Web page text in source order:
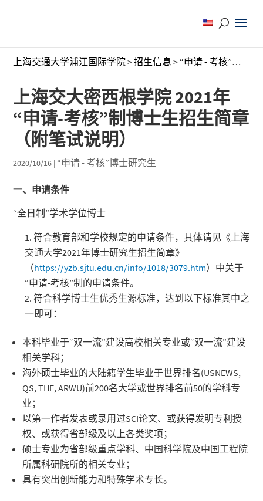
上海交通大学浦江国际学院>招生信息 > “申请 - 考核”博士研究生
上海交大密西根学院 2021年
“申请-考核”制博士生招生简章
（附笔试说明）
2020/10/16 | “申请 - 考核”博士研究生
一、申请条件
“全日制”学术学位博士
符合教育部和学校规定的申请条件，具体请见《上海
交通大学2021年博士研究生招生简章》
（https://yzb.sjtu.edu.cn/info/1018/3079.htm）中关于
“申请-考核”制的申请条件。
符合科学博士生优秀生源标准，达到以下标准其中之
一即可：
本科毕业于“双一流”建设高校相关专业或“双一流”建设
相关学科；
海外硕士毕业的大陆籍学生毕业于世界排名(USNEWS,
QS, THE, ARWU)前200名大学或世界排名前50的学科专
业；
以第一作者发表或录用过SCI论文、或获得发明专利授
权、或获得省部级及以上各类奖项；
硕士专业为省部级重点学科、中国科学院及中国工程院
所属科研院所的相关专业；
具有突出创新能力和特殊学术专长。